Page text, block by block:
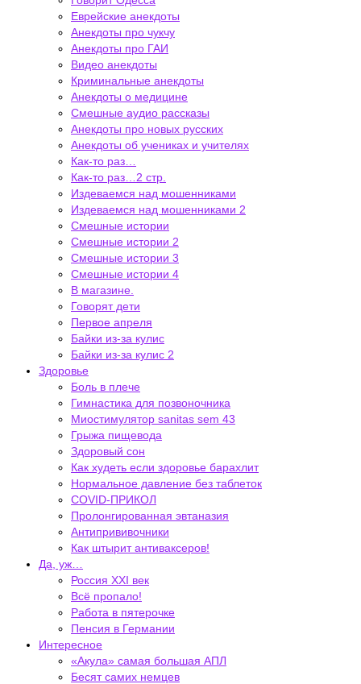
Еврейские анекдоты
Анекдоты про чукчу
Анекдоты про ГАИ
Видео анекдоты
Криминальные анекдоты
Анекдоты о медицине
Смешные аудио рассказы
Анекдоты про новых русских
Анекдоты об учениках и учителях
Как-то раз…
Как-то раз…2 стр.
Издеваемся над мошенниками
Издеваемся над мошенниками 2
Смешные истории
Смешные истории 2
Смешные истории 3
Смешные истории 4
В магазине.
Говорят дети
Первое апреля
Байки из-за кулис
Байки из-за кулис 2
Здоровье
Боль в плече
Гимнастика для позвоночника
Миостимулятор sanitas sem 43
Грыжа пищевода
Здоровый сон
Как худеть если здоровье барахлит
Нормальное давление без таблеток
COVID-ПРИКОЛ
Пролонгированная эвтаназия
Антипрививочники
Как штырит антиваксеров!
Да, уж…
Россия XXI век
Всё пропало!
Работа в пятерочке
Пенсия в Германии
Интересное
«Акула» самая большая АПЛ
Бесят самих немцев